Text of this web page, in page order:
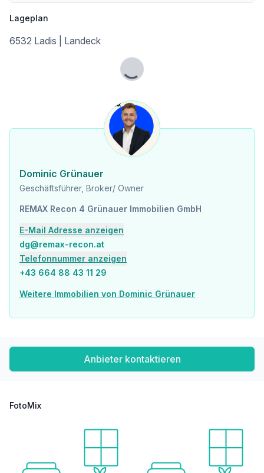
Nahversorgung
Supermarkt <1.500m
Post <3.000m
Bahnhof <5.000m
U-Bahn <5.000m
Angaben Entfernung Luftlinie / Quelle: OpenStreetMap
Lageplan
6532 Ladis | Landeck
Lade...
Dominic Grünauer
Geschäftsführer, Broker/ Owner
REMAX Recon 4 Grünauer Immobilien GmbH
E-Mail Adresse anzeigen
dg@remax-recon.at
Telefonnummer anzeigen
+43 664 88 43 11 29
Weitere Immobilien von Dominic Grünauer
Anbieter kontaktieren
FotoMix